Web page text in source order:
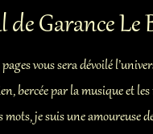
Stabat Mater
Récital « les
Mélodies en
de Garance Le
vous sera dévoilé
bercée par la musique et
mots, je suis une amoureuse